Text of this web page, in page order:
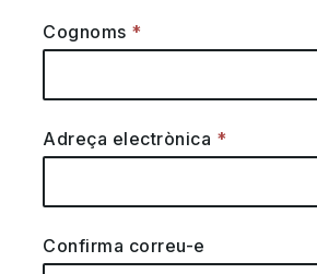
Cognoms
Adreça electrònica
Confirma correu-e